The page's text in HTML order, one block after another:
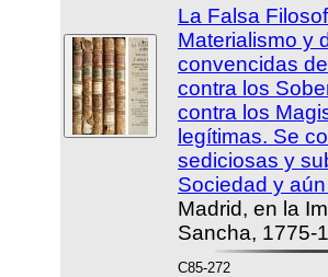
La Falsa
Materialismo y
convencidas
contra los
contra los
legítimas. Se
sediciosas y
Sociedad y
Madrid, en la
Sancha, 1775-
C85-272